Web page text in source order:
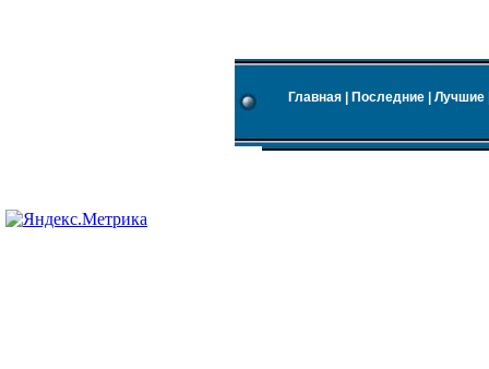
Главная| Последние| Лучшие